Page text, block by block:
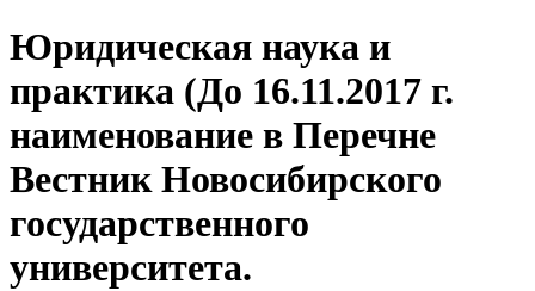
Юридическая наука и
практика (До 16.11.2017 г.
наименование в Перечне
Вестник Новосибирского
государственного
университета.